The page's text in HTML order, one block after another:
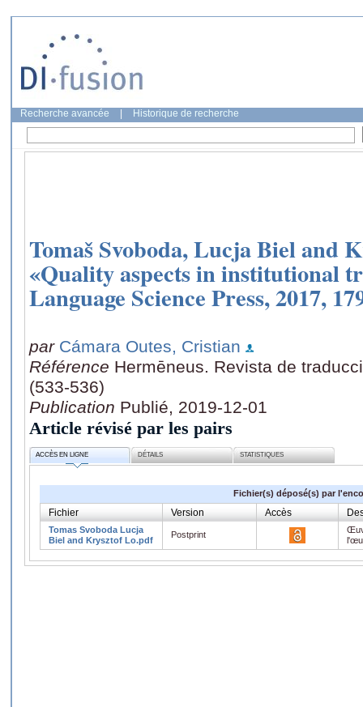
Recherche avancée Historique de recherche
Tomaš Svoboda, Lucja Biel and
«Quality aspects in institutional
Language Science Press, 2017,
par Cámara Outes, Cristian
Référence Hermēneus. Revista de
(533-536)
Publication Publié, 2019-12-01
Article révisé par les pairs
ACCÈS EN LIGNE DÉTAILS STATISTIQUES
Fichier(s) déposé(s) par
Fichier Version Accès
Tomas Svoboda Lucja
Biel and Krysztof Lo.pdf
Postprint